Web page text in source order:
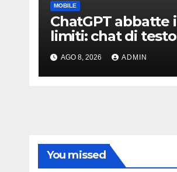
MOBILE
ChatGPT abbatte i
limiti: chat di testo
infinite per gli
account gratis e
intelligenza
AGO 8, 2026 ADMIN
You missed